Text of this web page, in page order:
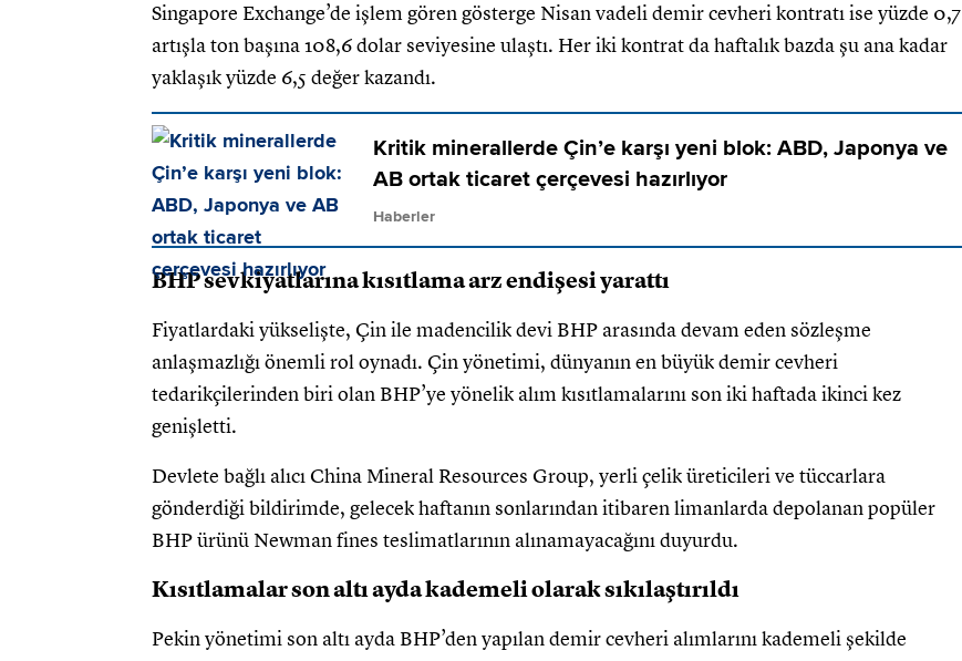
Singapore Exchange’de işlem gören gösterge Nisan vadeli demir cevheri kontratı ise yüzde 0,7
artışla ton başına 108,6 dolar seviyesine ulaştı. Her iki kontrat da haftalık bazda şu ana kadar
yaklaşık yüzde 6,5 değer kazandı.
Kritik minerallerde Çin’e karşı yeni blok: ABD, Japonya ve
AB ortak ticaret çerçevesi hazırlıyor
Haberler
BHP sevkiyatlarına kısıtlama arz endişesi yarattı
Fiyatlardaki yükselişte, Çin ile madencilik devi BHP arasında devam eden sözleşme
anlaşmazlığı önemli rol oynadı. Çin yönetimi, dünyanın en büyük demir cevheri
tedarikçilerinden biri olan BHP’ye yönelik alım kısıtlamalarını son iki haftada ikinci kez
genişletti.
Devlete bağlı alıcı China Mineral Resources Group, yerli çelik üreticileri ve tüccarlara
gönderdiği bildirimde, gelecek haftanın sonlarından itibaren limanlarda depolanan popüler
BHP ürünü Newman fines teslimatlarının alınamayacağını duyurdu.
Kısıtlamalar son altı ayda kademeli olarak sıkılaştırıldı
Pekin yönetimi son altı ayda BHP’den yapılan demir cevheri alımlarını kademeli şekilde